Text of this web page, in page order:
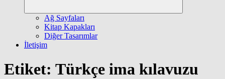
Ağ Sayfaları
Kitap Kapakları
Diğer Tasarımlar
İletişim
Etiket: Türkçe ima kılavuzu